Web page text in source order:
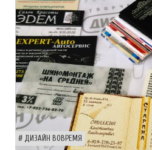
ДИЗАЙН ВОВРЕМЯ